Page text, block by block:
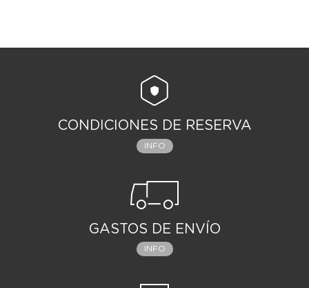
CONDICIONES DE RESERVA
INFO
GASTOS DE ENVÍO
INFO